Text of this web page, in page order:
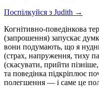
Поспілкуйся з Judith →
Когнітивно-поведінкова
(запрошення) запускає
вони подумають, що я
(страх, напруження, тиху
(скасувати, прийти
та поведінка підкріплює
полегшення — і саме це